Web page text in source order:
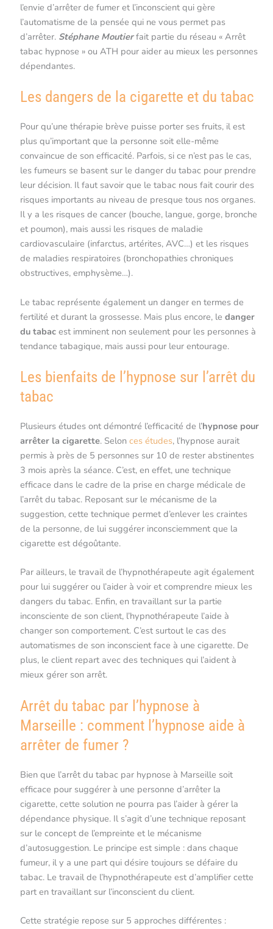
l’envie d’arrêter de fumer et l’inconscient qui gère
l’automatisme de la pensée qui ne vous permet pas
d’arrêter. Stéphane Moutierfait partie du réseau « Arrêt
tabac hypnose » ou ATH pour aider au mieux les personnes
dépendantes.
Les dangers de la cigarette et du tabac
Pour qu’une thérapie brève puisse porter ses fruits, il est
plus qu’important que la personne soit elle-même
convaincue de son efficacité. Parfois, si ce n’est pas le cas,
les fumeurs se basent sur le danger du tabac pour prendre
leur décision. Il faut savoir que le tabac nous fait courir des
risques importants au niveau de presque tous nos organes.
Il y a les risques de cancer (bouche, langue, gorge, bronche
et poumon), mais aussi les risques de maladie
cardiovasculaire (infarctus, artérites, AVC…) et les risques
de maladies respiratoires (bronchopathies chroniques
obstructives, emphysème…).
Le tabac représente également un danger en termes de
fertilité et durant la grossesse. Mais plus encore, le danger
du tabacest imminent non seulement pour les personnes à
tendance tabagique, mais aussi pour leur entourage.
Les bienfaits de l’hypnose sur l’arrêt du
tabac
Plusieurs études ont démontré l’efficacité de l’hypnose pour
arrêter la cigarette. Selon ces études, l’hypnose aurait
permis à près de 5 personnes sur 10 de rester abstinentes
3 mois après la séance. C’est, en effet, une technique
efficace dans le cadre de la prise en charge médicale de
l’arrêt du tabac. Reposant sur le mécanisme de la
suggestion, cette technique permet d’enlever les craintes
de la personne, de lui suggérer inconsciemment que la
cigarette est dégoûtante.
Par ailleurs, le travail de l’hypnothérapeute agit également
pour lui suggérer ou l’aider à voir et comprendre mieux les
dangers du tabac. Enfin, en travaillant sur la partie
inconsciente de son client, l’hypnothérapeute l’aide à
changer son comportement. C’est surtout le cas des
automatismes de son inconscient face à une cigarette. De
plus, le client repart avec des techniques qui l’aident à
mieux gérer son arrêt.
Arrêt du tabac par l’hypnose à
Marseille : comment l’hypnose aide à
arrêter de fumer ?
Bien que l’arrêt du tabac par hypnose à Marseille soit
efficace pour suggérer à une personne d’arrêter la
cigarette, cette solution ne pourra pas l’aider à gérer la
dépendance physique. Il s’agit d’une technique reposant
sur le concept de l’empreinte et le mécanisme
d’autosuggestion. Le principe est simple : dans chaque
fumeur, il y a une part qui désire toujours se défaire du
tabac. Le travail de l’hypnothérapeute est d’amplifier cette
part en travaillant sur l’inconscient du client.
Cette stratégie repose sur 5 approches différentes :